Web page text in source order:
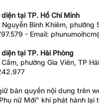
tại TP. Hồ Chí Minh
Bỉnh Khiêm, phường
- Email:
tại TP. Hải Phòng
Cấm, phường Gia Viên, TP
bản quyền nội dung trên
nữ Mới" khi phát hành lại